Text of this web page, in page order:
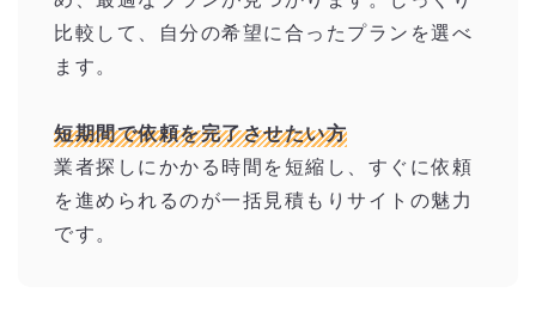
比較して、自分の希望に合ったプランを選べ
ます。
短期間で依頼を完了させたい方
業者探しにかかる時間を短縮し、すぐに依頼
を進められるのが一括見積もりサイトの魅力
です。